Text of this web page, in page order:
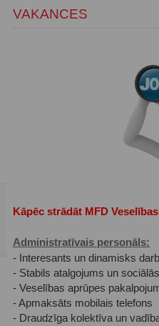
VAKANCES
Kāpēc strādāt MFD
Administratīvais personāls:
- Interesants un dinamisks
- Stabils atalgojums un
- Veselības aprūpes
- Apmaksāts mobilais telefons
- Draudzīga kolektīva un